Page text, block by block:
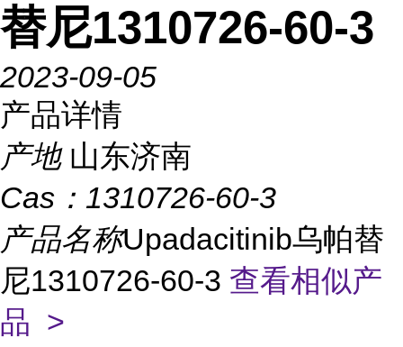
替尼1310726-60-3
2023-09-05
产品详情
产地 山东济南
Cas： 1310726-60-3
产品名称Upadacitinib乌帕替
尼1310726-60-3 查看相似产
品 >